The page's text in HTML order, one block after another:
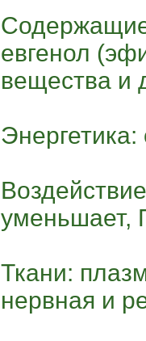
евгенол
вещества и
уменьшает,
Ткани:
нервная и